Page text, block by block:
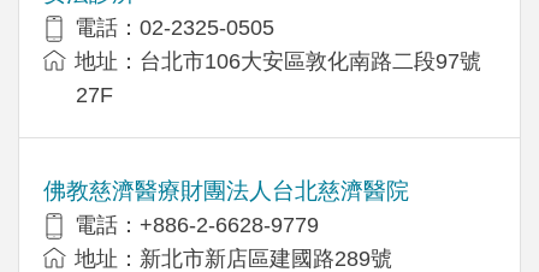
電話：02-2325-0505
地址：台北市106大安區敦化南路二段97號
27F
佛教慈濟醫療財團法人台北慈濟醫院
電話：+886-2-6628-9779
地址：新北市新店區建國路289號